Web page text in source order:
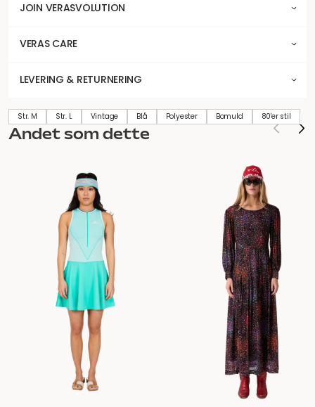
JOIN VERASVOLUTION
VERAS CARE
LEVERING & RETURNERING
Str. M Str. L Vintage Blå Polyester Bomuld 80'er stil
Andet som dette